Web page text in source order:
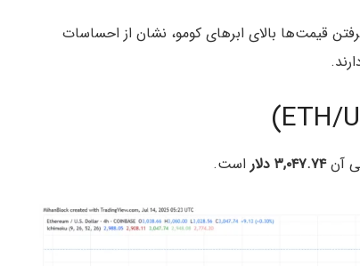
قیمت‌ها بالای ابرهای کومو، نشان از احساسات
آن۳,۰۴۷.۷۴ دلار است.